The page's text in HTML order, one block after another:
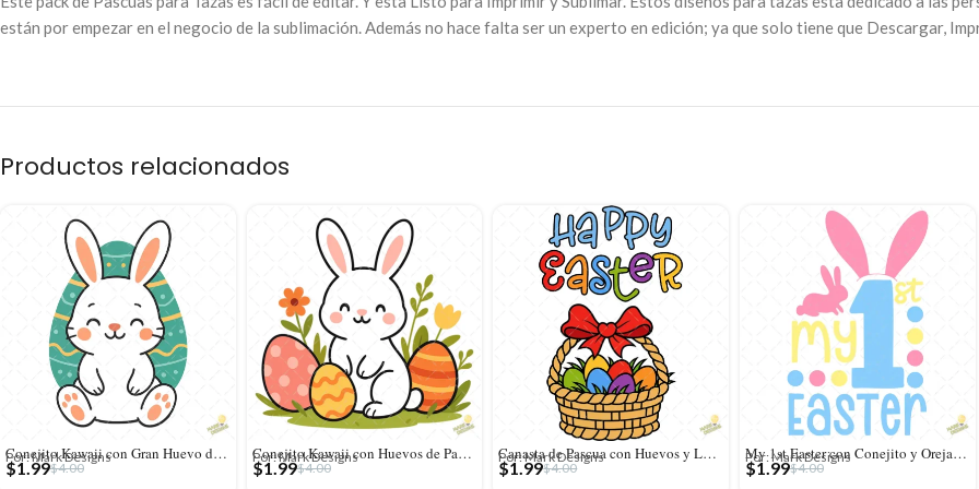
están por empezar en el negocio de la sublimación. Además no hace falta ser un experto en edición; ya que solo tiene que Descargar,
Productos relacionados
Conejito Kawaii con Gran Huevo de Pascua Turquesa – Vector y PNG 4K
Por: Mark Designs
$4.00
$1.99
Conejito Kawaii con Huevos de Pascua y Flores – Diseño Vectorial y PNG 4K
Por: Mark Designs
$4.00
$1.99
Canasta de Pascua con Huevos y Lazo Rojo – Vector y PNG 4K
Por: Mark Designs
$4.00
$1.99
My 1st Easter con Conejito y Orejas Rosas – Diseño Vectorial y PNG 4K
Por: Mark Designs
$4.00
$1.99